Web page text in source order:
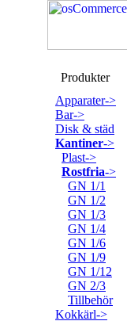
Produkter
Apparater->
Bar->
Disk & städ
Kantiner->
Plast->
Rostfria->
GN 1/1
GN 1/2
GN 1/3
GN 1/4
GN 1/6
GN 1/9
GN 1/12
GN 2/3
Tillbehör
Kokkärl->